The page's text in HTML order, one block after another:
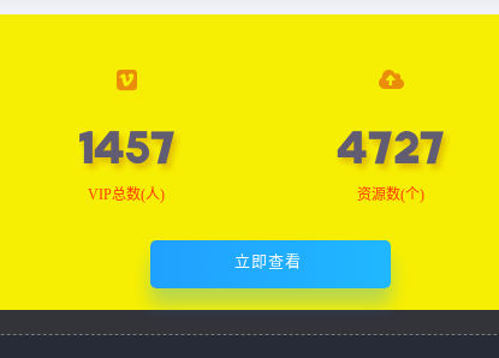
1466
VIP总数(人)
4758
资源数(个)
立即查看